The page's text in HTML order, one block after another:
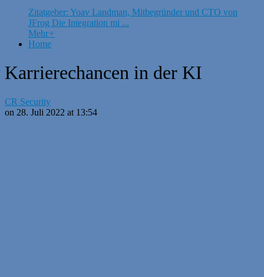
Zitatgeber: Yoav Landman, Mitbegründer und CTO von
JFrog Die Integration mi ...
Mehr+
Home
Karrierechancen in der KI
CR Security
on 28. Juli 2022 at 13:54